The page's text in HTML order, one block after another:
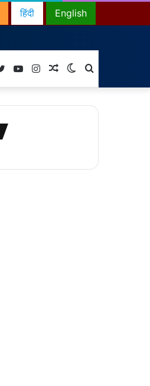
English
हिंदी
for
Switch
skin
Random
Article
Instagram
YouTube
Twitter